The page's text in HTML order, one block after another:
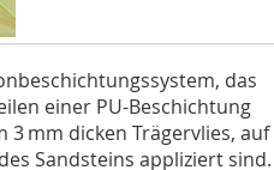
das
einer PU-Beschichtung
mm dicken Trägervlies, auf
Sandsteins appliziert sind.